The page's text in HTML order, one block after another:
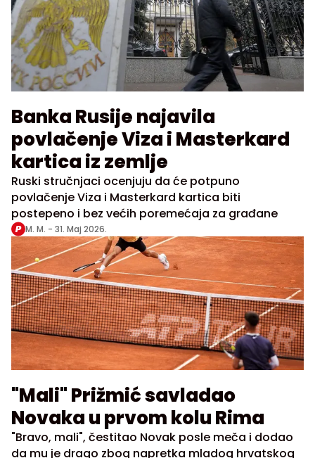
Banka Rusije najavila
povlačenje Viza i Masterkard
kartica iz zemlje
Ruski stručnjaci ocenjuju da će potpuno
povlačenje Viza i Masterkard kartica biti
postepeno i bez većih poremećaja za građane
M. M. - 31. Maj 2026.
"Mali" Prižmić savladao
Novaka u prvom kolu Rima
"Bravo, mali", čestitao Novak posle meča i dodao
da mu je drago zbog napretka mladog hrvatskog